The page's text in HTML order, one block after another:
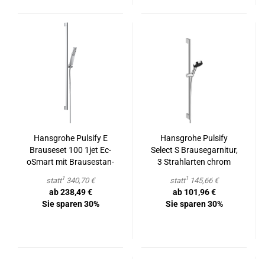
Hans­gro­he Pul­si­fy E
Braus­e­set 100 1jet Ec­
oS­mart mit Brau­se­stan­
statt1 340,70 €
ab 238,49 €
Sie sparen 30%
Hans­gro­he Pul­si­fy
Select S Brau­se­gar­ni­tur,
3 Strahl­ar­ten chrom
statt1 145,66 €
ab 101,96 €
Sie sparen 30%